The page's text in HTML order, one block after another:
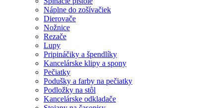
Náplne do zošívačiek
Dierovače
Nožnice
Rezače
Lupy
Pripináčiky a špendlíky
Kancelárske klipy a spony
Pečiatky
Podušky a farby na pečiatky
Podložky na stôl
Kancelárske odkladače